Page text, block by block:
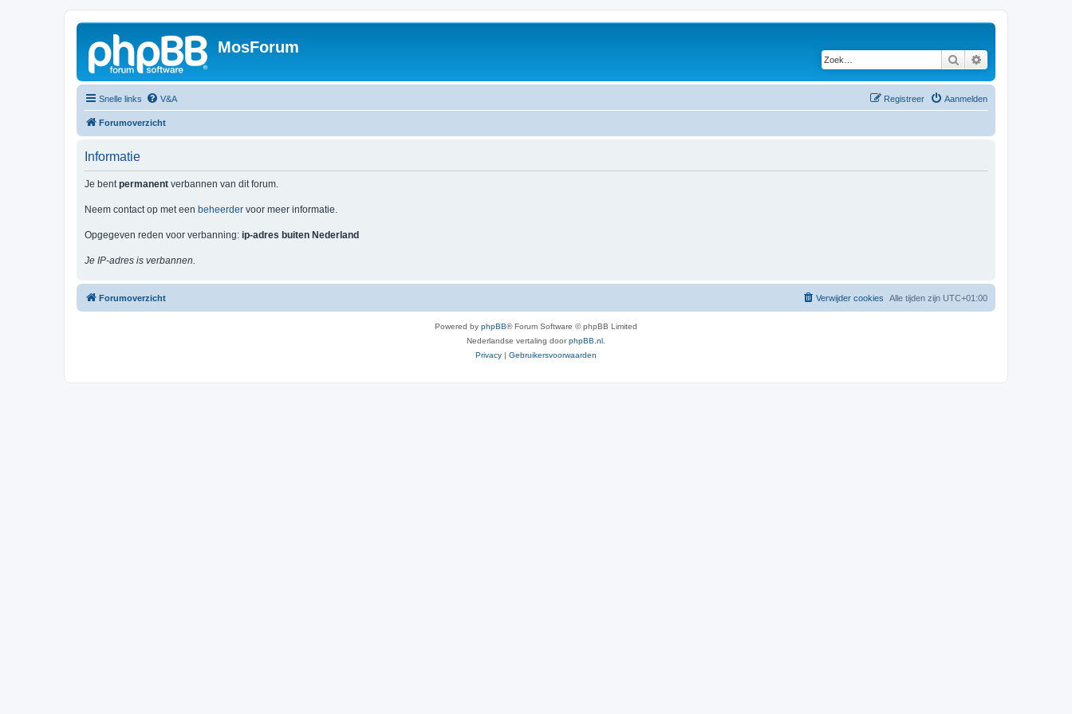
MosForum
Zoek
Snelle links V&A Aanmelden
Registreer
Forumoverzicht
Informatie
Je bentpermanent verbannen van dit forum.
Neem contact op met een beheerder voor meer informatie.
Opgegeven reden voor verbanning: ip-adres buiten Nederland
Je IP-adres is verbannen.
Forumoverzicht Alle tijden zijn UTC+01:00
Verwijder cookies
Powered by phpBB® Forum Software © phpBB Limited
Nederlandse vertaling doorphpBB.nl
Privacy | Gebruikersvoorwaarden